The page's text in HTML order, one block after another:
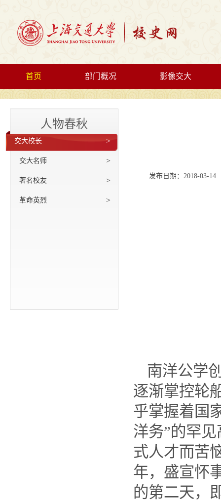
首页 部门概况 影像交大
人物春秋
交大校长 >
交大名师 >
著名校友 >
革命英烈 >
发布日期：2018-03-
南洋公学
逐渐掌控轮
乎掌握着国
洋务”的罕
式人才而苦
年，盛宣怀
的第二天，